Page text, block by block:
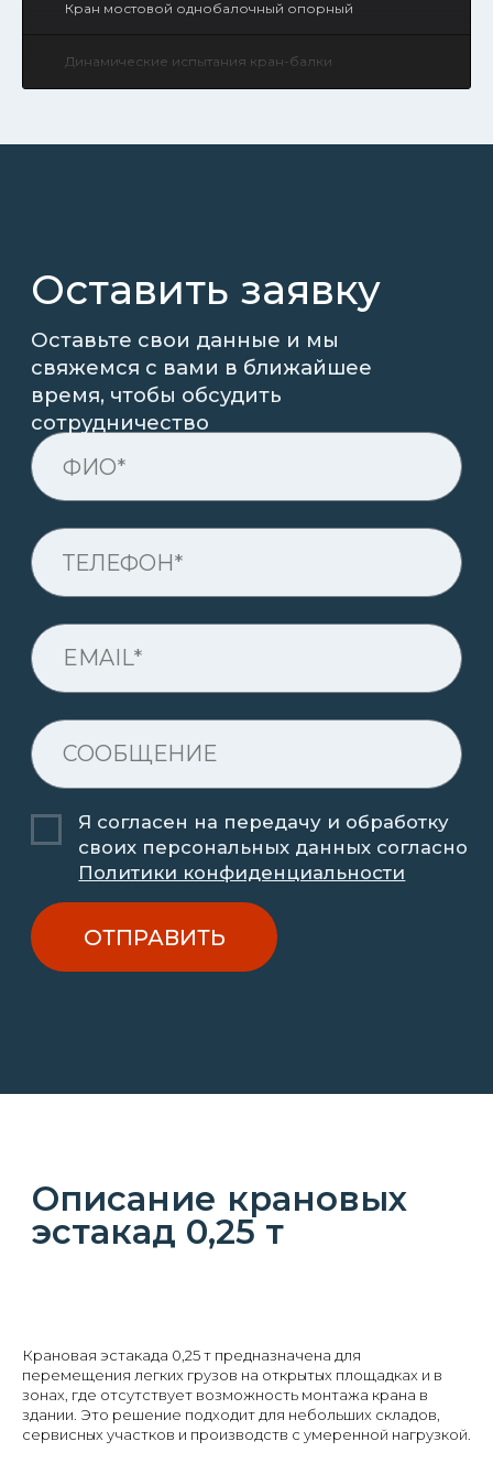
Кран мостовой однобалочный опорный
Динамические испытания кран-балки
Крановая эстакада 0,25 т предназначена для
перемещения легких грузов на открытых площадках и в
зонах, где отсутствует возможность монтажа крана в
здании. Это решение подходит для небольших складов,
сервисных участков и производств с умеренной нагрузкой.
Мостовые краны
Козловые краны
Всё оборудование
РАЗРАБОТКА САЙТА
Kodigy.
ООО "Гросскран" 2016 - 2026